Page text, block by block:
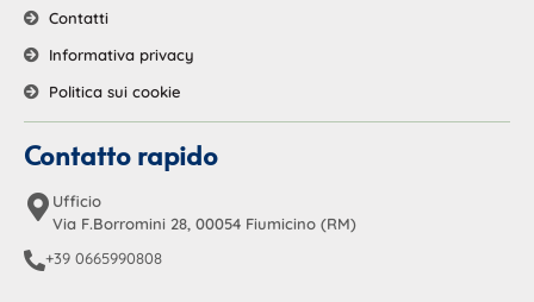
Contatti
Informativa privacy
Politica sui cookie
Contatto rapido
Ufficio
Via F.Borromini 28, 00054 Fiumicino (RM)
+39 0665990808